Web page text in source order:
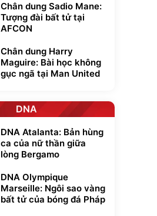
Chân dung Sadio Mane:
Tượng đài bất tử tại
AFCON
Chân dung Harry
Maguire: Bài học không
gục ngã tại Man United
DNA
DNA Atalanta: Bản hùng
ca của nữ thần giữa
lòng Bergamo
DNA Olympique
Marseille: Ngôi sao vàng
bất tử của bóng đá Pháp